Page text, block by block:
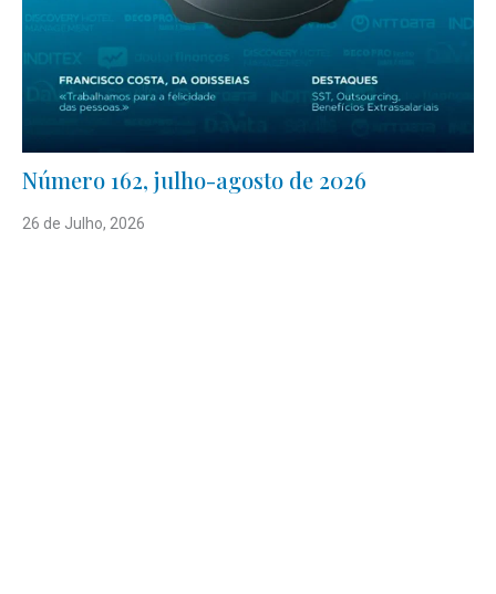
Número 162, julho-agosto de 2026
26 de Julho, 2026